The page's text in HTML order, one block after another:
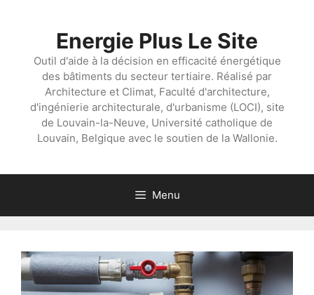
Energie Plus Le Site
Outil d'aide à la décision en efficacité énergétique
des bâtiments du secteur tertiaire. Réalisé par
Architecture et Climat, Faculté d'architecture,
d'ingénierie architecturale, d'urbanisme (LOCI), site
de Louvain-la-Neuve, Université catholique de
Louvain, Belgique avec le soutien de la Wallonie.
Menu